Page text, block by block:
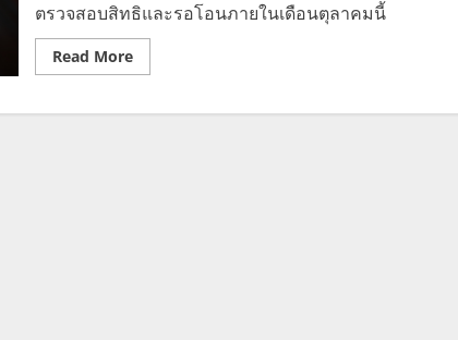
ตรวจสอบสิทธิและรอโอนภายในเดือนตุลาคมนี้
Read MoreRead
more
เยียวยา